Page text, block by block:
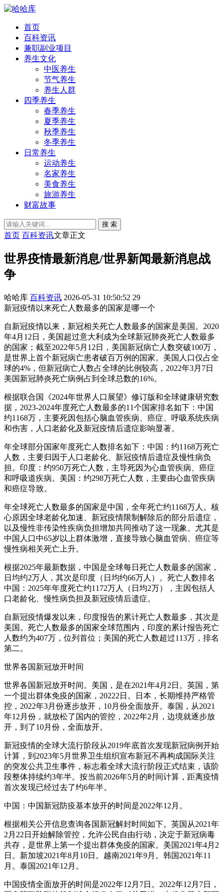
首页
百科资讯
兼职副业项目
养生文化
中医养生
节气养生
养生人群
四季养生
春季养生
夏季养生
秋季养生
冬季养生
日常养生
运动养生
名家养生
美食养生
旅游养生
财富故事
搜 索
首页 百科资讯文章正文
世界疫情最新消息/世界新闻最新消息战
争
哈哈库 百科资讯 2026-05-31 10:50:52 29
新冠疫情以来死亡人数最多的国家是哪一个
自新冠疫情以来，新冠相关死亡人数最多的国家是美国。2020
年4月12日，美国超过意大利成为全球新冠肺炎死亡人数最多
的国家；截至2022年5月12日，美国新冠病亡人数突破100万，
是世界上首个新冠病亡患者破百万例的国家。美国人口仅占全
球的4%，但新冠病亡人数占全球的比例较高，2022年3月7日
美国新冠肺炎死亡病例占到全球总数的16%。
根据联合国《2024年世界人口展望》修订版和全球健康研究数
据，2023-2024年度死亡人数最多的11个国家排名如下：中国
约1168万，主要死因包括心脑血管疾病、癌症、呼吸系统疾病
和伤害，人口老龄化及新冠疫情后遗症影响显著。
年全球部分国家年度死亡人数排名如下：中国：约1168万死亡
人数，主要归因于人口老龄化、新冠疫情后遗症及慢性病负
担。印度：约950万死亡人数，主导死因为心血管疾病、癌症
和呼吸道疾病。美国：约298万死亡人数，主要由心血管疾病
和癌症导致。
年全球死亡人数最多的国家是中国，全年死亡约1168万人。核
心原因全球老龄化加速、新冠疫情限制解除后的部分后遗症，
以及慢性非传染性疾病负担增加共同推动了这一现象。尤其是
中国人口中65岁以上群体激增，直接导致心脑血管病、癌症等
慢性病相关死亡上升。
根据2025年最新数据，中国是全球每日死亡人数最多的国家，
日均约2万人，其次是印度（日均约66万人）。死亡人数排名
中国：2025年年度死亡约1172万人（日均2万），主因包括人
口老龄化、慢性病负担及新冠疫情后遗症。
自新冠疫情爆发以来，印度报告的累计死亡人数最多，其次是
美国。死亡人数最多的国家全球范围内，印度的累计报告死亡
人数约为407万，位列首位；美国的死亡人数超过113万，排名
第二。
世界各国新冠放开时间
世界各国新冠放开时间。美国，是在2021年4月2日。英国，第
一个提出群体免疫的国家，20222日。日本，长期维持严格管
控，2022年3月份逐步放开，10月份全面放开。泰国，从2021
年12月份，就放松了国内的管控，2022年2月，边境就逐步放
开，到了10月份，全面放开。
新冠疫情的全球大流行阶段从2019年底首次发现新冠病例开始
计算，到2023年5月世界卫生组织宣布新冠不再构成国际关注
的突发公共卫生事件，标志着全球大流行阶段正式结束，该阶
段整体持续约3年半。按当前2026年5月的时间计算，距离疫情
首次发现已经过去了约6年半。
中国：中国新冠防疫基本放开的时间是2022年12月。
根据相关公开信息查询各国新冠解封时间如下。英国从2021年
2月22日开始解除管控，允许公民自由行动，决定于新冠病毒
共存，是世界上第一个提出群体免疫的国家。美国2021年4月2
日。新加坡2021年8月10日。越南2021年9月。韩国2021年11
月。泰国2021年12月。
中国疫情全面放开的时间是2022年12月7日。2022年12月7日，